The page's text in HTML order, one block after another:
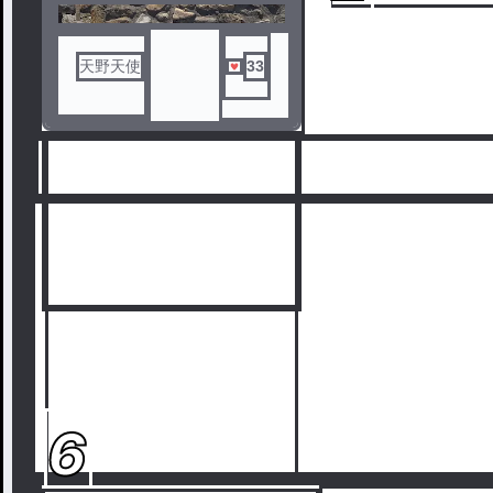
天野天使 33
6